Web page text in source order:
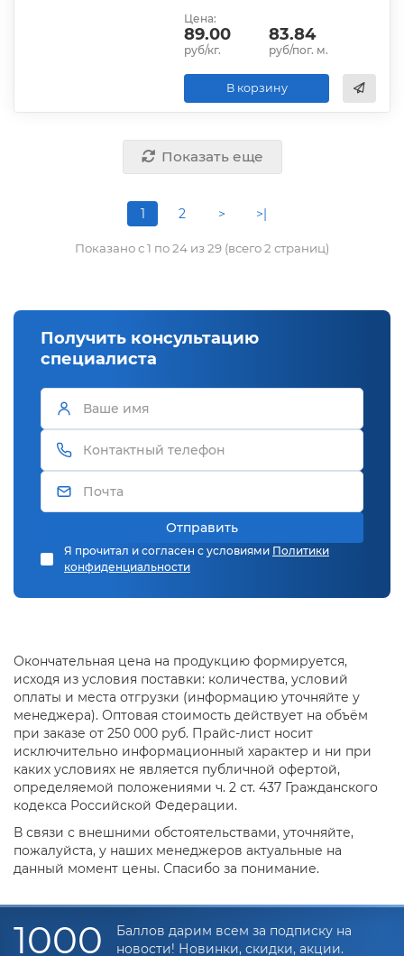
Цена:
89.00
руб/кг.
83.84
руб/пог. м.
В корзину
Показать еще
1 2 > >|
Показано с 1 по 24 из 29 (всего 2 страниц)
Получить консультацию
специалиста
Отправить
Я прочитал и согласен с условиями Политики
конфиденциальности
Окончательная цена на продукцию формируется,
исходя из условия поставки: количества, условий
оплаты и места отгрузки (информацию уточняйте у
менеджера). Оптовая стоимость действует на объём
при заказе от 250 000 руб. Прайс-лист носит
исключительно информационный характер и ни при
каких условиях не является публичной офертой,
определяемой положениями ч. 2 ст. 437 Гражданского
кодекса Российской Федерации.
В связи с внешними обстоятельствами, уточняйте,
пожалуйста, у наших менеджеров актуальные на
данный момент цены. Спасибо за понимание.
1000
Баллов дарим всем за подписку на
новости! Новинки, скидки, акции.